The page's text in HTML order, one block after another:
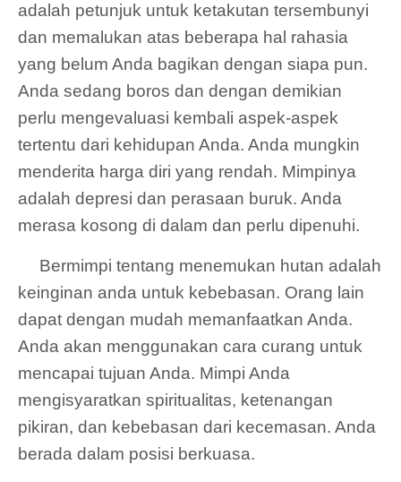
adalah petunjuk untuk ketakutan tersembunyi
dan memalukan atas beberapa hal rahasia
yang belum Anda bagikan dengan siapa pun.
Anda sedang boros dan dengan demikian
perlu mengevaluasi kembali aspek-aspek
tertentu dari kehidupan Anda. Anda mungkin
menderita harga diri yang rendah. Mimpinya
adalah depresi dan perasaan buruk. Anda
merasa kosong di dalam dan perlu dipenuhi.
Bermimpi tentang menemukan hutan adalah
keinginan anda untuk kebebasan. Orang lain
dapat dengan mudah memanfaatkan Anda.
Anda akan menggunakan cara curang untuk
mencapai tujuan Anda. Mimpi Anda
mengisyaratkan spiritualitas, ketenangan
pikiran, dan kebebasan dari kecemasan. Anda
berada dalam posisi berkuasa.